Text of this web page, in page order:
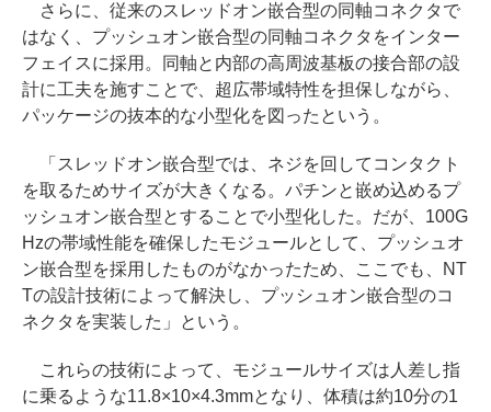
さらに、従来のスレッドオン嵌合型の同軸コネクタで
はなく、プッシュオン嵌合型の同軸コネクタをインター
フェイスに採用。同軸と内部の高周波基板の接合部の設
計に工夫を施すことで、超広帯域特性を担保しながら、
パッケージの抜本的な小型化を図ったという。
「スレッドオン嵌合型では、ネジを回してコンタクト
を取るためサイズが大きくなる。パチンと嵌め込めるプ
ッシュオン嵌合型とすることで小型化した。だが、100G
Hzの帯域性能を確保したモジュールとして、プッシュオ
ン嵌合型を採用したものがなかったため、ここでも、NT
Tの設計技術によって解決し、プッシュオン嵌合型のコ
ネクタを実装した」という。
これらの技術によって、モジュールサイズは人差し指
に乗るような11.8×10×4.3mmとなり、体積は約10分の1